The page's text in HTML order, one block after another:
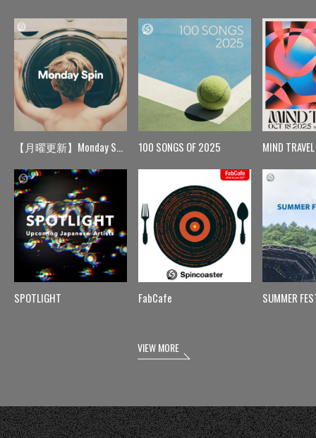
【月曜更新】Monday Spin
SPOTLIGHT
100 SONGS OF 2025
FabCafe
MIND TRAVEL
SUMMER
VIEW MORE